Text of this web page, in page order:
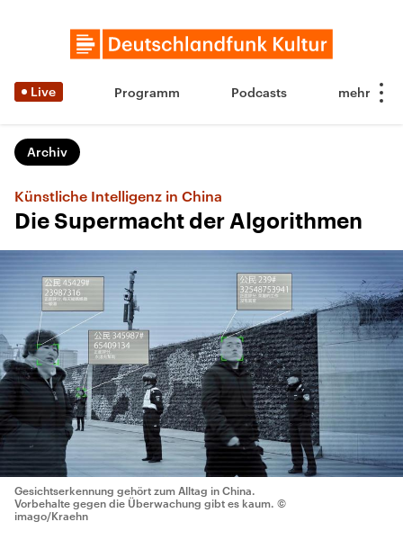
Live Programm Podcasts
Archiv
Künstliche Intelligenz in China
Die Supermacht der Algorithmen
Gesichtserkennung gehört zum Alltag in China.
Vorbehalte gegen die Überwachung gibt es kaum. ©
imago/Kraehn